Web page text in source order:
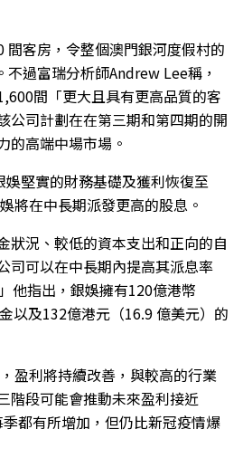
間客房，令整個澳門銀河度假村的
過富瑞分析師Andrew Lee稱，
間「更大且具有更高品質的客
公司計劃在在第三期和第四期的開
的高端中場市場。
堅實的財務基礎及獲利恢復至
將在中長期派發更高的股息。
狀況、較低的資本支出和正向的自
司可以在中長期內提高其派息率
他指出，銀娛擁有120億港幣
以及132億港元（16.9 億美元）的
盈利將持續改善，與較高的行業
階段可能會推動未來盈利接近
都有所增加，但仍比新冠疫情爆